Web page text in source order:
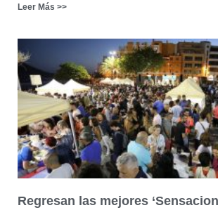
Leer Más >>
Regresan las mejores